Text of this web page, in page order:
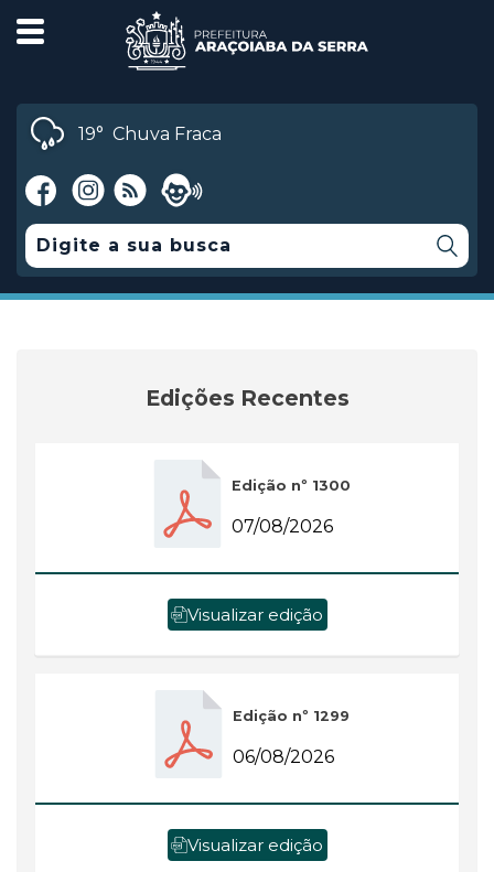
19° Chuva Fraca
Edições Recentes
Edição nº 1300
07/08/2026
Visualizar edição
Edição nº 1299
06/08/2026
Visualizar edição